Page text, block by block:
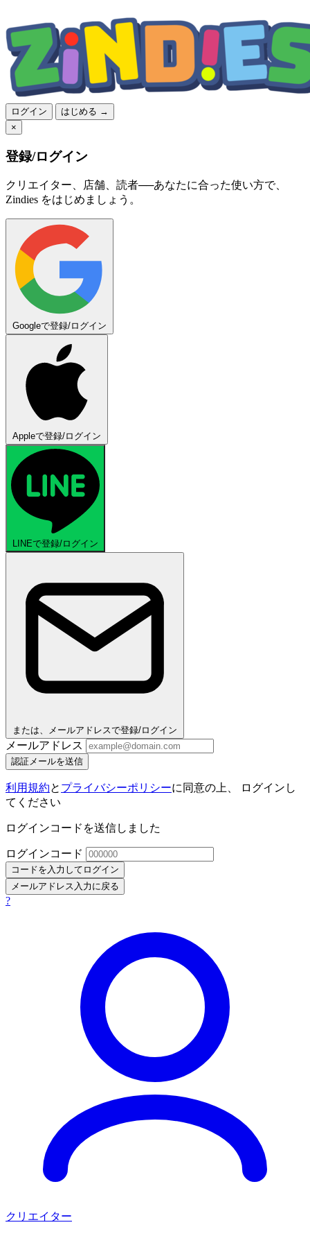
ログイン
はじめる →
×
登録/ログイン
クリエイター、店舗、読者──あなたに合った使い方で、
Zindies をはじめましょう。
Googleで登録/ログイン
Appleで登録/ログイン
LINEで登録/ログイン
または、メールアドレスで登録/ログイン
メールアドレス
認証メールを送信
利用規約と プライバシーポリシーに同意の上、 ログインし
てください
ログインコードを送信しました
ログインコード
コードを入力してログイン
メールアドレス入力に戻る
?
クリエイター